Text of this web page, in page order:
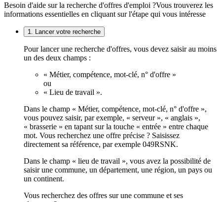
Besoin d'aide sur la recherche d'offres d'emploi ?Vous trouverez les
informations essentielles en cliquant sur l'étape qui vous intéresse
1. Lancer votre recherche
Pour lancer une recherche d'offres, vous devez saisir au moins
un des deux champs :
« Métier, compétence, mot-clé, n° d'offre »
ou
« Lieu de travail ».
Dans le champ « Métier, compétence, mot-clé, n° d'offre »,
vous pouvez saisir, par exemple, « serveur », « anglais »,
« brasserie » en tapant sur la touche « entrée » entre chaque
mot. Vous recherchez une offre précise ? Saisissez
directement sa référence, par exemple 049RSNK.
Dans le champ « lieu de travail », vous avez la possibilité de
saisir une commune, un département, une région, un pays ou
un continent.
Vous recherchez des offres sur une commune et ses